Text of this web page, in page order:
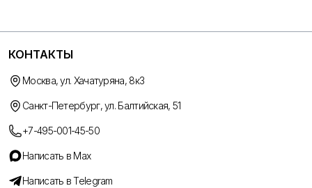
КОНТАКТЫ
Москва, ул. Хачатуряна, 8к3
Санкт-Петербург, ул. Балтийская, 51
+7-495-001-45-50
Написать в Max
Написать в Telegram